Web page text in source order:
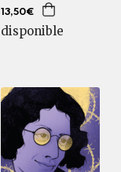
13,50€
disponible